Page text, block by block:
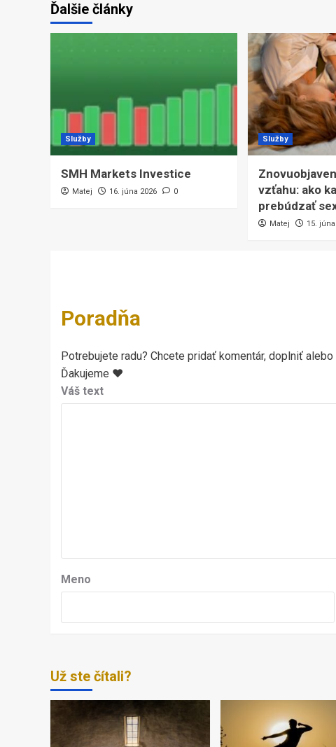
Ďalšie články
Služby
SMH Markets Investice
Matej 16. júna 2026 0
Služby
vzťahu: ako
prebúdzať
Matej 15.
Poradňa
Potrebujete radu? Chcete pridať komentár, doplniť
Ďakujeme ♥
Váš text
Meno
Už ste čítali?